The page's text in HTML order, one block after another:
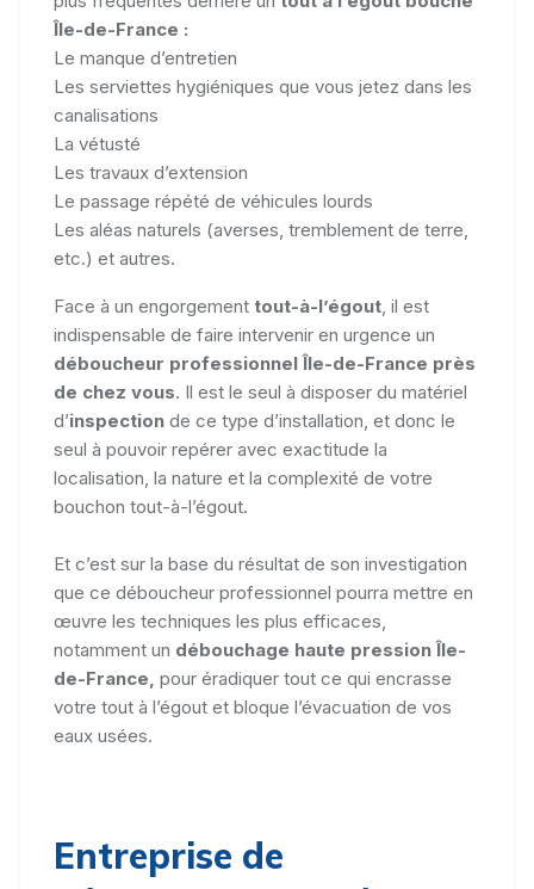
Île-de-France :
Le manque d’entretien
Les serviettes hygiéniques que vous jetez dans les
canalisations
La vétusté
Les travaux d’extension
Le passage répété de véhicules lourds
Les aléas naturels (averses, tremblement de terre,
etc.) et autres.
Face à un engorgement tout-à-l’égout , il est
indispensable de faire intervenir en urgence un
déboucheur professionnel Île-de-France près
de chez vous. Il est le seul à disposer du matériel
d’inspection de ce type d’installation, et donc le
seul à pouvoir repérer avec exactitude la
localisation, la nature et la complexité de votre
bouchon tout-à-l’égout.
Et c’est sur la base du résultat de son investigation
que ce déboucheur professionnel pourra mettre en
œuvre les techniques les plus efficaces,
notamment un débouchage haute pression Île-
de-France, pour éradiquer tout ce qui encrasse
votre tout à l’égout et bloque l’évacuation de vos
eaux usées.
Entreprise de